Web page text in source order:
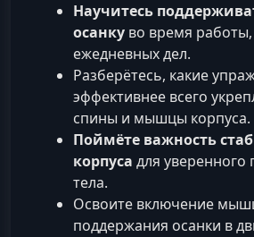
Научитесь
осанку во время
ежедневных дел.
Разберётесь, какие
эффективнее всего
спины и мышцы корпуса.
Поймёте важность
корпуса для уверенного
тела.
Освоите включение
поддержания осанки в